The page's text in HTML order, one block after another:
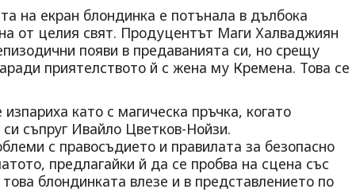
на екран блондинка е потънала в дълбока
от целия свят. Продуцентът Маги Халваджиян
появи в предаванията си, но срещу
приятелството й с жена му Кремена. Това се
като с магическа пръчка, когато
съпруг Ивайло Цветков-Нойзи.
с правосъдието и правилата за безопасно
предлагайки й да се пробва на сцена със
блондинката влезе и в представлението по